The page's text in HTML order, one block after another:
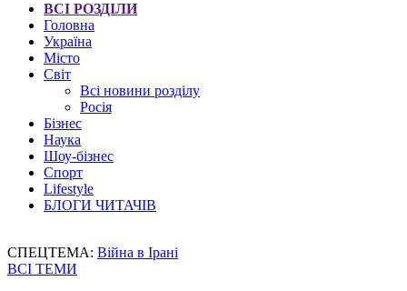
ВСІ РОЗДІЛИ
Головна
Україна
Місто
Світ
Всі новини розділу
Росія
Бізнес
Наука
Шоу-бізнес
Спорт
Lifestyle
БЛОГИ ЧИТАЧІВ
СПЕЦТЕМА: Війна в Ірані
ВСІ ТЕМИ